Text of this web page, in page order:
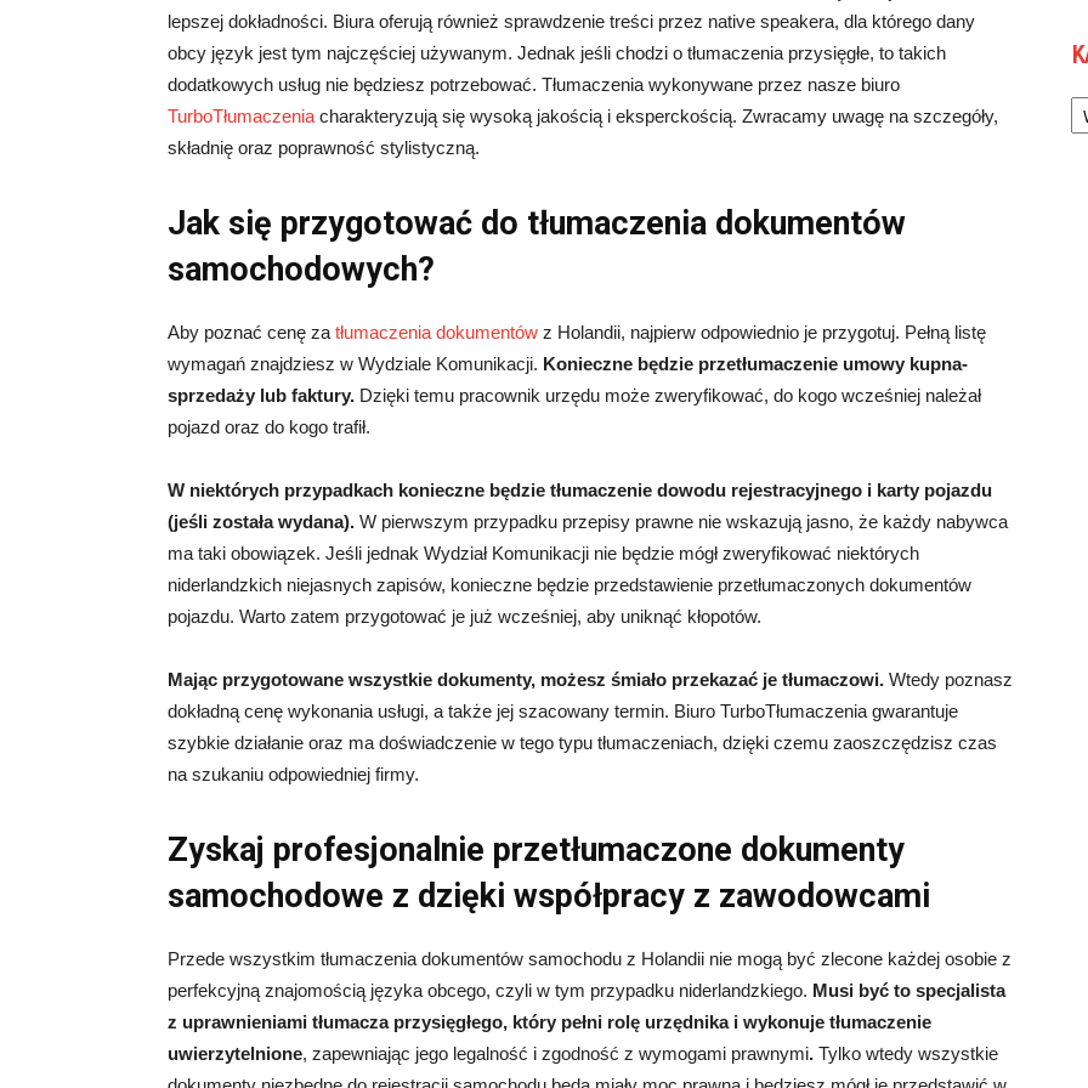
lepszej dokładności. Biura oferują również sprawdzenie treści przez native speakera, dla którego dany
obcy język jest tym najczęściej używanym. Jednak jeśli chodzi o tłumaczenia przysięgłe, to takich
dodatkowych usług nie będziesz potrzebować. Tłumaczenia wykonywane przez nasze biuro
TurboTłumaczenia charakteryzują się wysoką jakością i eksperckością. Zwracamy uwagę na szczegóły,
składnię oraz poprawność stylistyczną.
Jak się przygotować do tłumaczenia dokumentów
samochodowych?
Aby poznać cenę za tłumaczenia dokumentów z Holandii, najpierw odpowiednio je przygotuj. Pełną listę
wymagań znajdziesz w Wydziale Komunikacji. Konieczne będzie przetłumaczenie umowy kupna-
sprzedaży lub faktury. Dzięki temu pracownik urzędu może zweryfikować, do kogo wcześniej należał
pojazd oraz do kogo trafił.
W niektórych przypadkach konieczne będzie tłumaczenie dowodu rejestracyjnego i karty pojazdu
(jeśli została wydana). W pierwszym przypadku przepisy prawne nie wskazują jasno, że każdy nabywca
ma taki obowiązek. Jeśli jednak Wydział Komunikacji nie będzie mógł zweryfikować niektórych
niderlandzkich niejasnych zapisów, konieczne będzie przedstawienie przetłumaczonych dokumentów
pojazdu. Warto zatem przygotować je już wcześniej, aby uniknąć kłopotów.
Mając przygotowane wszystkie dokumenty, możesz śmiało przekazać je tłumaczowi. Wtedy poznasz
dokładną cenę wykonania usługi, a także jej szacowany termin. Biuro TurboTłumaczenia gwarantuje
szybkie działanie oraz ma doświadczenie w tego typu tłumaczeniach, dzięki czemu zaoszczędzisz czas
na szukaniu odpowiedniej firmy.
Zyskaj profesjonalnie przetłumaczone dokumenty
samochodowe z dzięki współpracy z zawodowcami
Przede wszystkim tłumaczenia dokumentów samochodu z Holandii nie mogą być zlecone każdej osobie z
perfekcyjną znajomością języka obcego, czyli w tym przypadku niderlandzkiego. Musi być to specjalista
z uprawnieniami tłumacza przysięgłego, który pełni rolę urzędnika i wykonuje tłumaczenie
uwierzytelnione, zapewniając jego legalność i zgodność z wymogami prawnymi. Tylko wtedy wszystkie